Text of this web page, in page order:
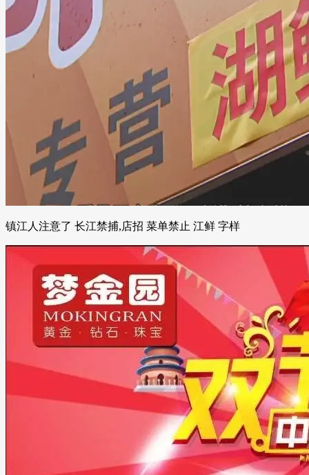
镇江人注意了 长江禁捕,店招 菜单禁止 江鲜 字样